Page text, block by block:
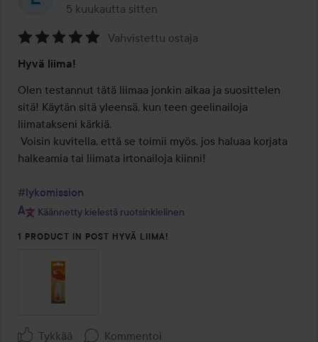
5 kuukautta sitten
Viesti luotiin 5 kuukautta sitten
5
/
5
Vahvistettu ostaja
Hyvä liima!
Olen testannut tätä liimaa jonkin aikaa ja suosittelen
sitä! Käytän sitä yleensä, kun teen geelinailoja
liimatakseni kärkiä.
halkeamia tai liimata irtonailoja kiinni!
#lykomission
Käännetty kielestä ruotsinkielinen
1 PRODUCT IN POST HYVÄ LIIMA!
Tykkää Kommentoi